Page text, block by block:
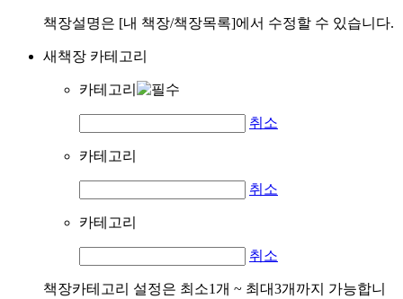
책장설명은 [내 책장/책장목록]에서 수정할 수 있습니다.
새책장 카테고리
카테고리
취소
카테고리
취소
카테고리
취소
책장카테고리 설정은 최소1개 ~ 최대3개까지 가능합니